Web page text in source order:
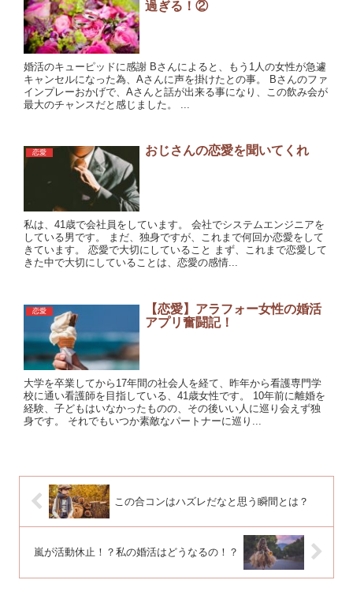
過ぎる！②
婚活のキューピッドに感謝 Bさんによると、もう1人の女性が急遽
キャンセルになった為、Aさんに声を掛けたとの事。 Bさんのファ
インプレーおかげで、Aさんと話が出来る事になり、この飲み会が
最大のチャンスだと感じました。 ...
恋愛 おじさんの恋愛を聞いてくれ
私は、41歳で会社員をしています。 会社でシステムエンジニアを
している男です。 まだ、独身ですが、これまで何回か恋愛をして
きています。 恋愛で大切にしていること まず、これまで恋愛して
きた中で大切にしていることは、恋愛の感情...
恋愛
【恋愛】アラフォー女性の婚活
アプリ奮闘記！
大学を卒業してから17年間の社会人を経て、昨年から看護専門学
校に通い看護師を目指している、41歳女性です。 10年前に離婚を
経験、子どもはいなかったものの、その後いい人に巡り会えず独
身です。 それでもいつか素敵なパートナーに巡り...
この合コンはハズレだなと思う瞬間とは？
嵐が活動休止！？私の婚活はどうなるの！？